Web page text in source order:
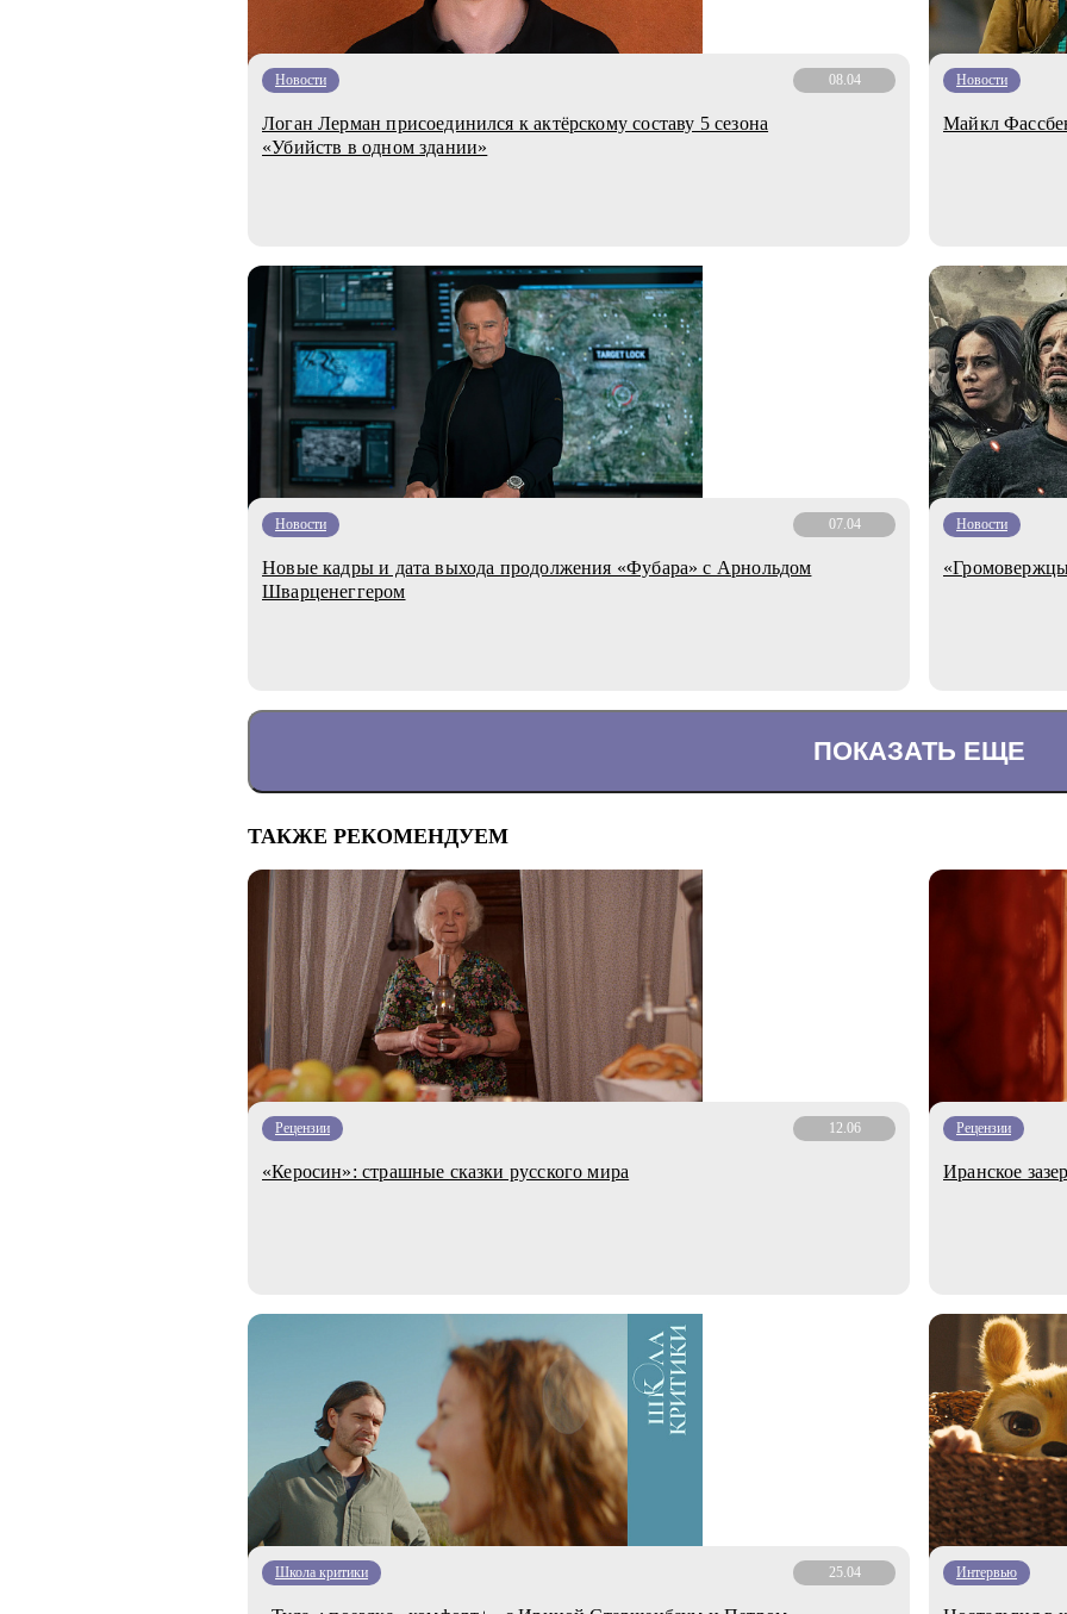
Новости 08.04
Логан Лерман присоединился к актёрскому составу 5 сезона
«Убийств в одном здании»
Новости
Майкл
Новости 07.04
Новые кадры и дата выхода продолжения «Фубара» с Арнольдом
Шварценеггером
Новости
ПОКАЗАТЬ ЕЩЕ
ТАКЖЕ РЕКОМЕНДУЕМ
Рецензии 12.06
«Керосин»: страшные сказки русского мира
Рецензии
Иранское
Школа критики 25.04 Интервью